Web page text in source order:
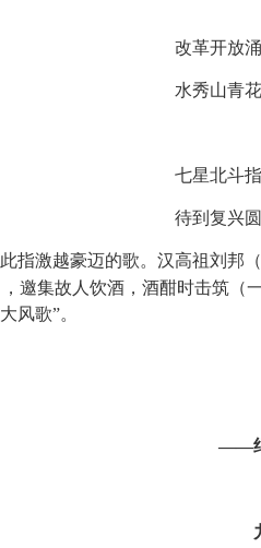
改革开放
水秀山青
七星北斗
待到复兴
指激越豪迈的歌。汉高祖刘邦
邀集故人饮酒，酒酣时击筑（
风歌”。
——